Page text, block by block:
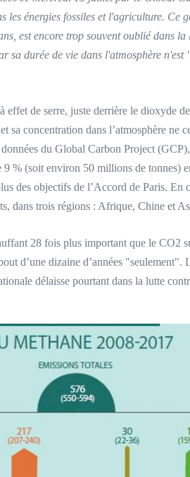
les énergies fossiles et l'agriculture. Ce
est encore trop souvent oublié dans
sa durée de vie dans l'atmosphère
effet de serre, juste derrière le dioxyde
sa concentration dans l’atmosphère ne
du Global Carbon Project
9 % (soit environ 50 millions de tonnes)
des objectifs de l’Accord de Paris. En
dans trois régions : Afrique, Chine et
28 fois plus important que le CO2
d’une dizaine d’années
délaisse pourtant dans la lutte